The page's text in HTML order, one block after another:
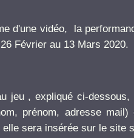
d'une vidéo, la
Février au 13 Mars 2020.
jeu , expliqué ci-
prénom, adresse
elle sera insérée sur le site